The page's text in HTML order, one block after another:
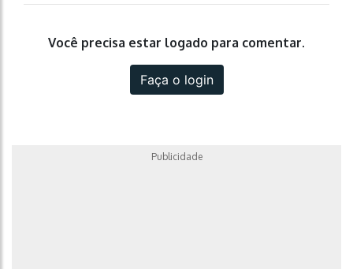
Você precisa estar logado para comentar.
Faça o login
Publicidade